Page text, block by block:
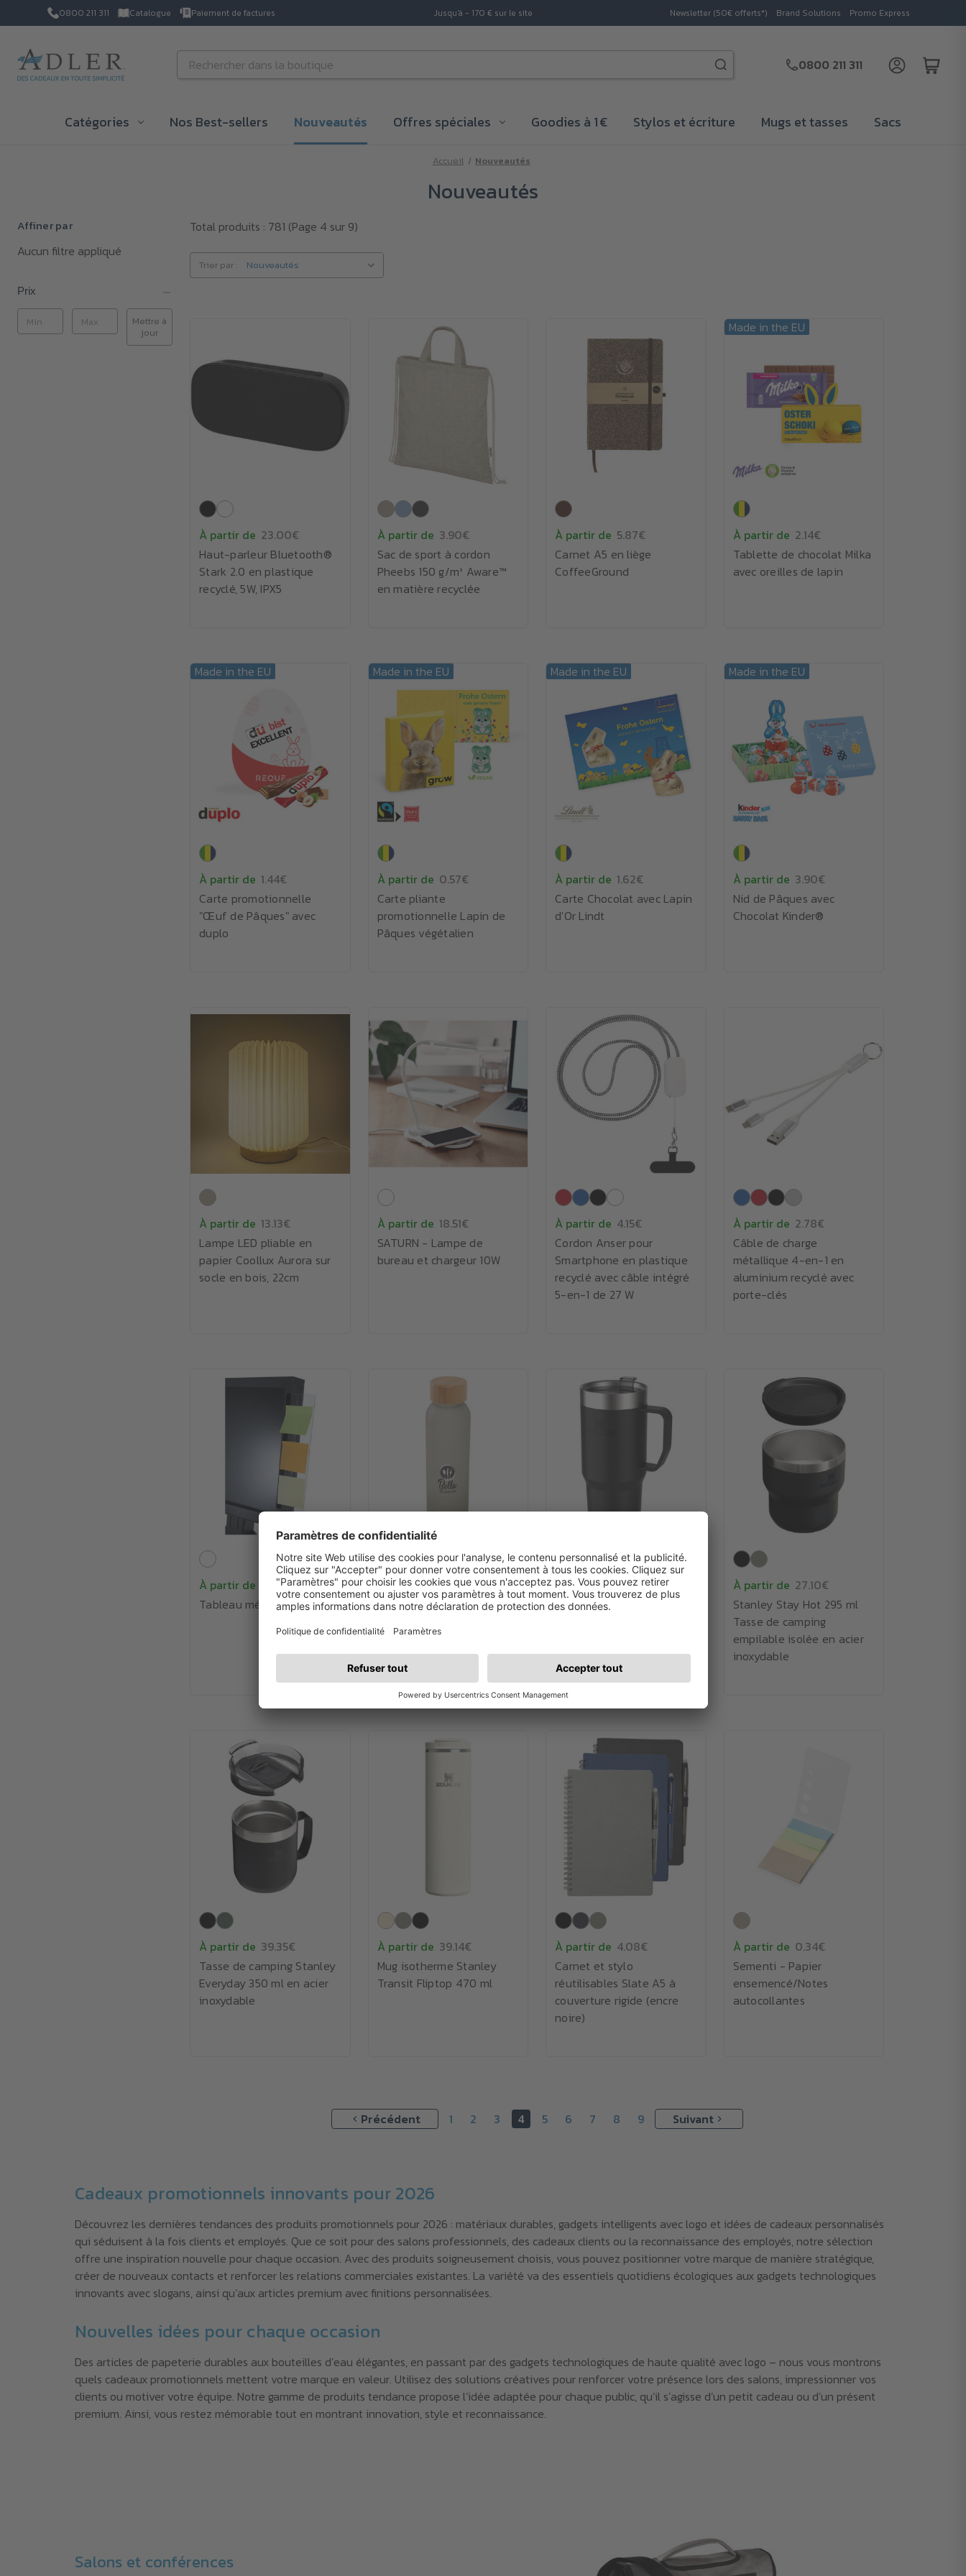
0800 211 311 Catalogue Paiement de factures Jusqu'à - 170 € sur le site Newsletter (50€ offerts*) Brand Solutions Promo Express
Rechercher
0800 211 311
Catégories Nos Best-sellers Nouveautés Offres spéciales Goodies à 1 € Stylos et écriture Mugs et tasses Sacs
Accueil Nouveautés
Nouveautés
Affiner par
Aucun filtre appliqué
Prix
Mettre à
jour
Total produits : 781 (Page 4 sur 9)
Trier par :
À partir de 23.00€
Haut-parleur Bluetooth®
Stark 2.0 en plastique
recyclé, 5W, IPX5
À partir de 3.90€
Sac de sport à cordon
Pheebs 150 g/m² Aware™
en matière recyclée
À partir de 5.87€
Carnet A5 en liège
CoffeeGround
Made in the EU
À partir de 2.14€
Tablette de chocolat Milka
avec oreilles de lapin
Made in the EU
À partir de 1.44€
Carte promotionnelle
"Œuf de Pâques" avec
duplo
Made in the EU
À partir de 0.57€
Carte pliante
promotionnelle Lapin de
Pâques végétalien
Made in the EU
À partir de 1.62€
Carte Chocolat avec Lapin
d'Or Lindt
Made in the EU
À partir de 3.90€
Nid de Pâques avec
Chocolat Kinder®
À partir de 13.13€
Lampe LED pliable en
papier Coollux Aurora sur
socle en bois, 22cm
À partir de 18.51€
SATURN - Lampe de
bureau et chargeur 10W
À partir de 4.15€
Cordon Anser pour
Smartphone en plastique
recyclé avec câble intégré
5-en-1 de 27 W
À partir de 2.78€
Câble de charge
métallique 4-en-1 en
aluminium recyclé avec
porte-clés
À partir de
2.28€
Tableau mémo d'écran Vell
À partir de 3.02€
Bouteille Lume de 500 ml
dépoli avec couvercle en
bambou
À partir de 42.35€
Gobelet isotherme Stanley
À partir de 27.10€
Stanley Stay Hot 295 ml
Tasse de camping
empilable isolée en acier
inoxydable
À partir de 39.35€
Tasse de camping Stanley
Everyday 350 ml en acier
inoxydable
À partir de 39.14€
Mug isotherme Stanley
Transit Fliptop 470 ml
À partir de 4.08€
Carnet et stylo
réutilisables Slate A5 à
couverture rigide (encre
noire)
À partir de 0.34€
Sementi - Papier
ensemencé/Notes
autocollantes
Précédent 1 2 3 4 5 6 7 8 9 Suivant
Cadeaux promotionnels innovants pour 2026
Découvrez les dernières tendances des produits promotionnels pour 2026 : matériaux durables, gadgets intelligents avec logo et idées de cadeaux personnalisés
qui séduisent à la fois clients et employés. Que ce soit pour des salons professionnels, des cadeaux clients ou la reconnaissance des employés, notre sélection
offre une inspiration nouvelle pour chaque occasion. Avec des produits soigneusement choisis, vous pouvez positionner votre marque de manière stratégique,
créer de nouveaux contacts et renforcer les relations commerciales existantes. La variété va des essentiels quotidiens écologiques aux gadgets technologiques
innovants avec slogans, ainsi qu’aux articles premium avec finitions personnalisées.
Nouvelles idées pour chaque occasion
Des articles de papeterie durables aux bouteilles d’eau élégantes, en passant par des gadgets technologiques de haute qualité avec logo – nous vous montrons
quels cadeaux promotionnels mettent votre marque en valeur. Utilisez des solutions créatives pour renforcer votre présence lors des salons, impressionner vos
clients ou motiver votre équipe. Notre gamme de produits tendance propose l’idée adaptée pour chaque public, qu’il s’agisse d’un petit cadeau ou d’un présent
premium. Ainsi, vous restez mémorable tout en montrant innovation, style et reconnaissance.
Salons et conférences